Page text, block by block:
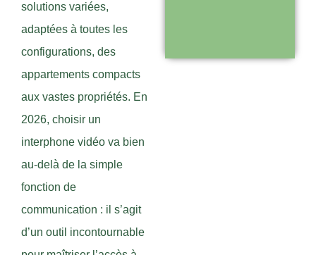
solutions variées,
adaptées à toutes les
configurations, des
appartements compacts
aux vastes propriétés. En
2026, choisir un
interphone vidéo va bien
au-delà de la simple
fonction de
communication : il s’agit
d’un outil incontournable